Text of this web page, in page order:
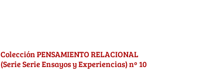
Colección PENSAMIENTO RELACIONAL
(Serie Serie Ensayos y Experiencias) nº 10